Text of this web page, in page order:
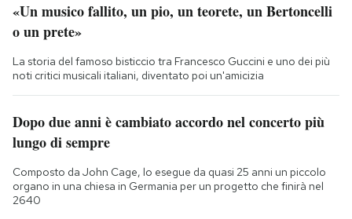
«Un musico fallito, un pio, un teorete, un Bertoncelli
o un prete»
La storia del famoso bisticcio tra Francesco Guccini e uno dei più
noti critici musicali italiani, diventato poi un'amicizia
Dopo due anni è cambiato accordo nel concerto più
lungo di sempre
Composto da John Cage, lo esegue da quasi 25 anni un piccolo
organo in una chiesa in Germania per un progetto che finirà nel
2640